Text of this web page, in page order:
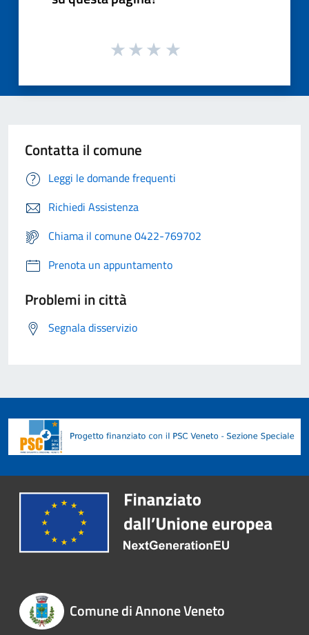
Contatta il comune
Leggi le domande frequenti
Richiedi Assistenza
Chiama il comune 0422-769702
Prenota un appuntamento
Problemi in città
Segnala disservizio
Comune di Annone Veneto